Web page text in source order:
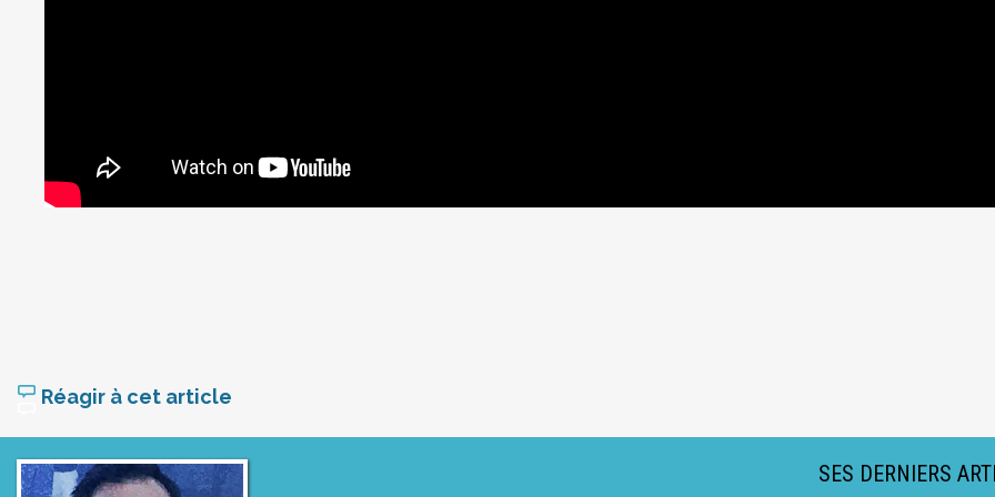
Réagir à cet article
SES DERNIERS